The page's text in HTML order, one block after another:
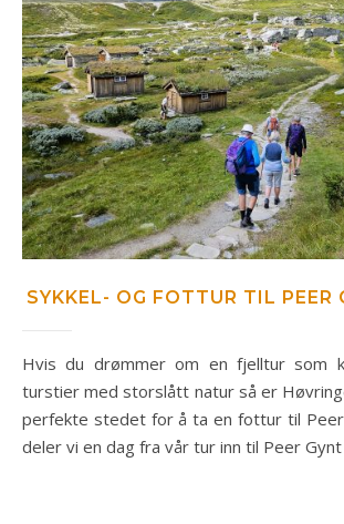
SYKKEL- OG FOTTUR TIL PEER
Hvis du drømmer om en fjelltur som kombinerer enkle
turstier med storslått natur så er
perfekte stedet for å ta en fottur til
deler vi en dag fra vår tur inn til Peer